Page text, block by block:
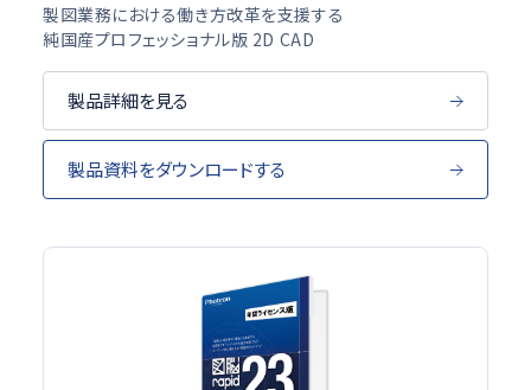
製図業務における働き方改革を支援する
純国産プロフェッショナル版 2D CAD
製品詳細を見る
製品資料をダウンロードする